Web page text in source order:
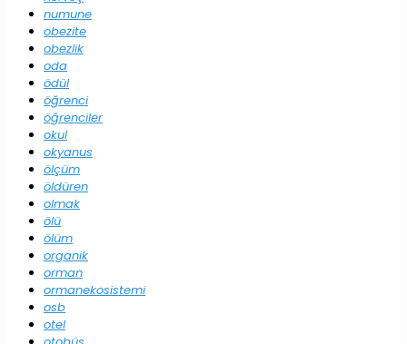
numune
obezite
obezlik
oda
ödül
öğrenci
öğrenciler
okul
okyanus
ölçüm
öldüren
olmak
ölü
ölüm
organik
orman
ormanekosistemi
osb
otel